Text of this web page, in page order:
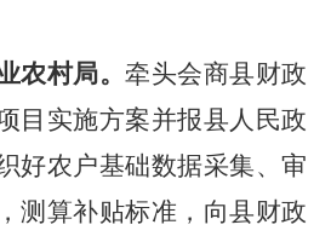
农村局。 牵头会商县财政
目实施方案并报县人民政
好农户基础数据采集、 审
测算补贴标准，向县财政